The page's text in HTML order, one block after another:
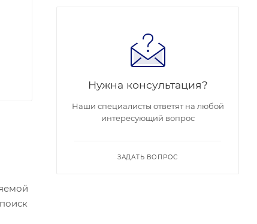
Нужна консультация?
Наши специалисты ответят на любой
интересующий вопрос
ЗАДАТЬ ВОПРОС